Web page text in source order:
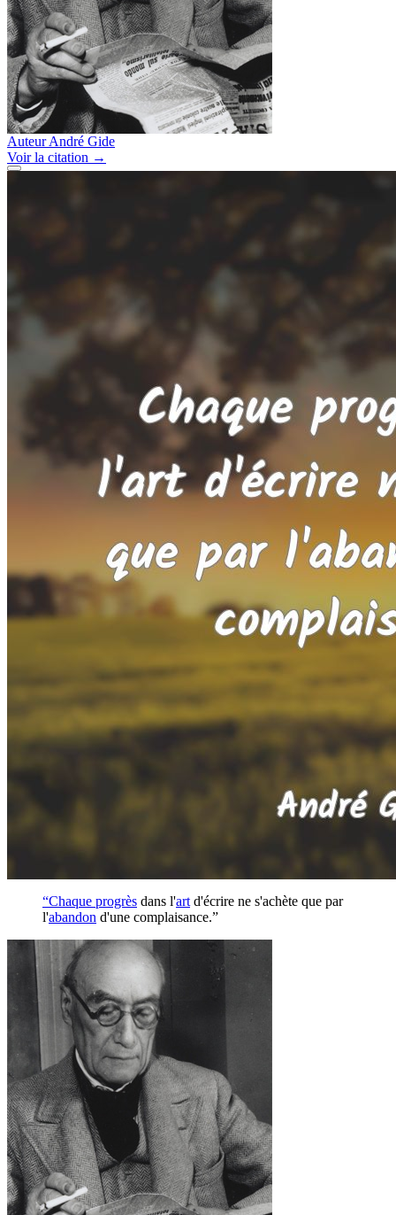
Auteur André Gide
Voirla citation →
“Chaque progrès dans l'art d'écrire ne s'achète que par
l'abandon d'une complaisance.”